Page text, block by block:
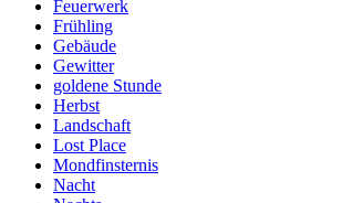
Feuerwerk
Frühling
Gebäude
Gewitter
goldene Stunde
Herbst
Landschaft
Lost Place
Mondfinsternis
Nacht